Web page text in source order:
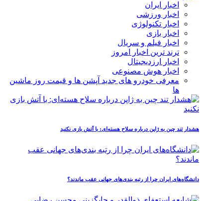
اخبار ایران
اخبار ورزشی
اخبار تکنولوژی
اخبار بازی
اخبار فیلم و سریال
ترند ترین اخبار امروز
اخبار ارزدیجیتال
اخبار هوش مصنوعی
معرفی خودرو های جدید آپشن‌ ها و قیمت روز ماشین‌
ها
هشدار تند چین به ژاپن درباره سلاح هسته‌ای: با آتش بازی نکنید
دانشگاه‌های ایران چرا از رتبه‌ بندی‌های جهانی عقب ماندند؟